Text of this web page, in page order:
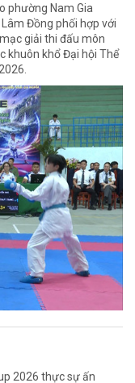
phường Nam Gia
Đồng phối hợp với
giải thi đấu môn
khuôn khổ Đại hội Thể
2026 thực sự ấn